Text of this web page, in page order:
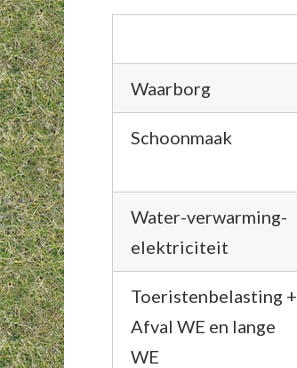
Waarborg
Schoonmaak
Water-verwarming-
elektriciteit
Toeristenbelasting +
Afval WE en lange
WE